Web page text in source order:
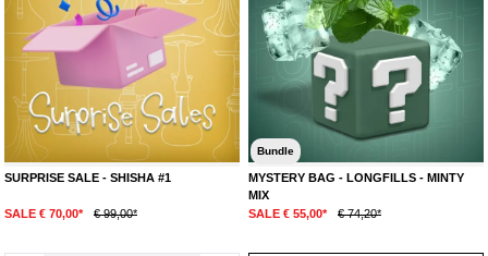
SURPRISE SALE - SHISHA #1
SALE € 70,00* € 99,00*
Bundle
MYSTERY BAG - LONGFILLS - MINTY
MIX
SALE € 55,00*
€ 74,20*